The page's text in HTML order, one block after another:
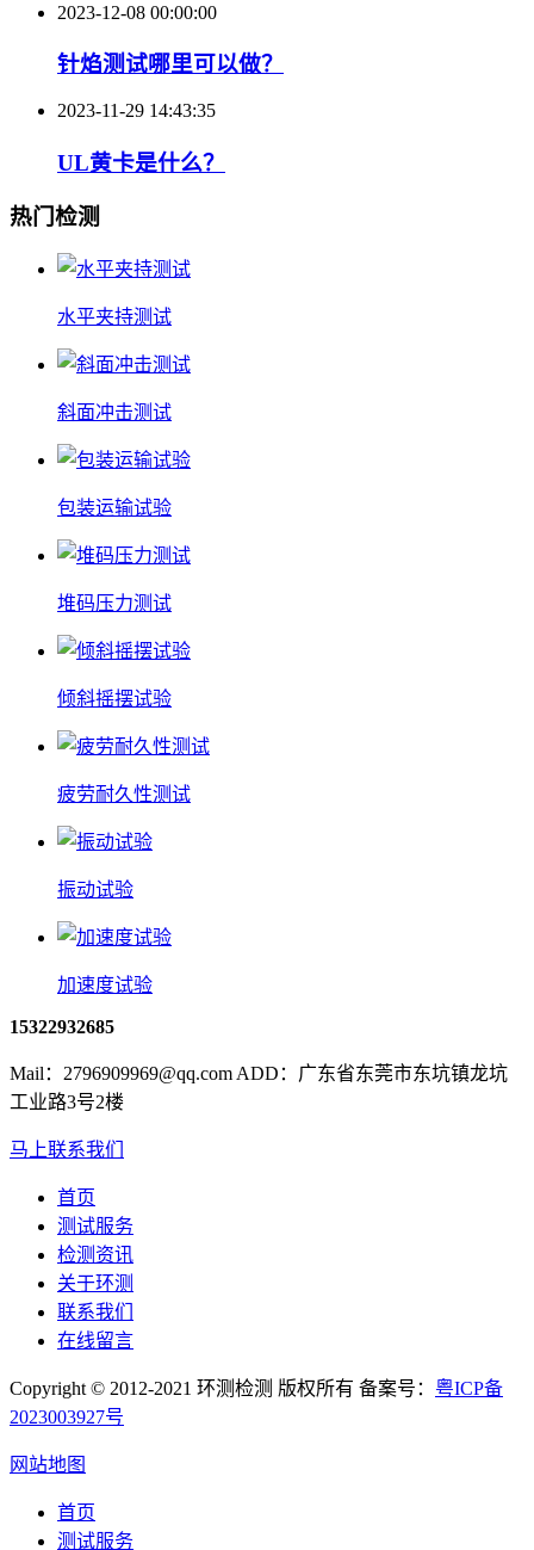
2023-12-08 00:00:00
针焰测试哪里可以做？
2023-11-29 14:43:35
UL黄卡是什么？
热门检测
水平夹持测试
斜面冲击测试
包装运输试验
堆码压力测试
倾斜摇摆试验
疲劳耐久性测试
振动试验
加速度试验
15322932685
Mail：2796909969@qq.com ADD：广东省东莞市东坑镇龙坑
工业路3号2楼
马上联系我们
首页
测试服务
检测资讯
关于环测
联系我们
在线留言
Copyright © 2012-2021 环测检测 版权所有 备案号： 粤ICP备
2023003927号
网站地图
首页
测试服务